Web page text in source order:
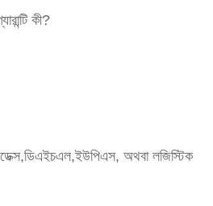
কী?
অথবা লজিস্টিক